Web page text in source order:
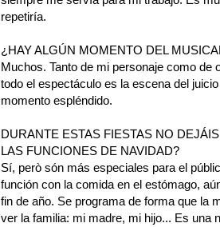
repetiría.
¿HAY ALGÚN MOMENTO DEL
Muchos. Tanto de mi personaje como
todo el espectáculo es la escena del
momento espléndido.
DURANTE ESTAS FIESTAS NO
LAS FUNCIONES DE NAVIDAD?
Sí, però són más especiales para el
función con la comida en el estómago,
fin de año. Se programa de forma que la
ver la familia: mi madre, mi hijo... Es una